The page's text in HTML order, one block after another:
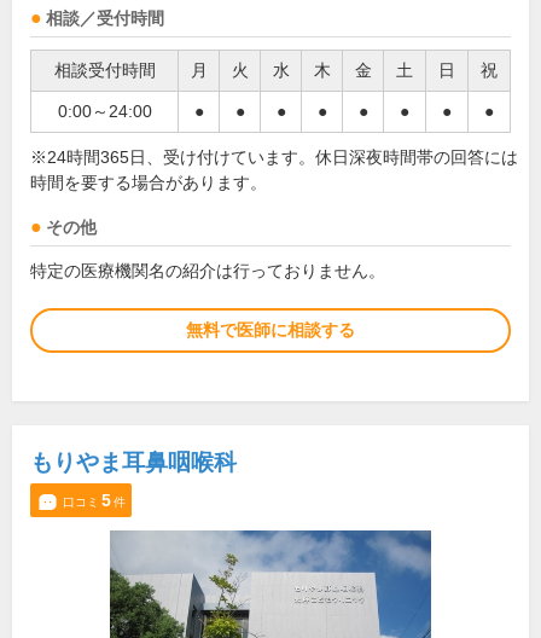
相談／受付時間
相談受付時間 月 火 水 木 金 土 日 祝
0:00～24:00 ● ● ● ● ● ● ● ●
※24時間365日、受け付けています。休日深夜時間帯の回答には
時間を要する場合があります。
その他
特定の医療機関名の紹介は行っておりません。
無料で医師に相談する
もりやま耳鼻咽喉科
口コミ 5件